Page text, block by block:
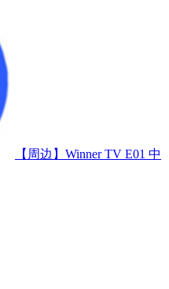
【周边】Winner TV E01 中